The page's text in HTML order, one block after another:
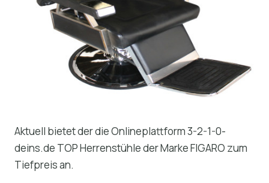
Aktuell bietet der die Onlineplattform 3-2-1-0-
deins.de TOP Herrenstühle der Marke FIGARO zum
Tiefpreis an.